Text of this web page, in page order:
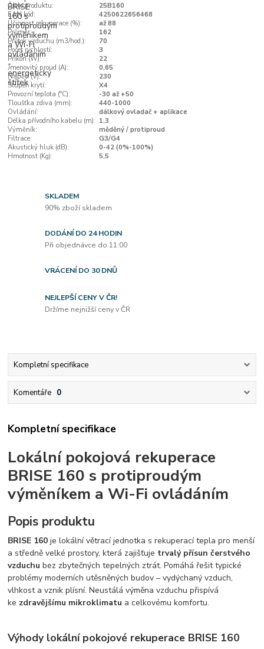
Číslo produktu:
25B160
EAN kód:
4250622656468
Účinnost rekuperace (%):
až 88
Průměr:
162
Průtok vzduchu (m3/hod.):
70
Počet rychlostí:
3
Příkon (W):
22
Jmenovitý proud (A):
0,65
Napětí (V):
230
Stupeň krytí:
X4
Provozní teplota (°C):
-30 až +50
Tloušťka zdiva (mm):
440-1000
Ovládání:
dálkový ovladač + aplikace
Délka přívodního kabelu (m): 1,3
Výměník:
měděný / protiproud
Filtrace:
G3/G4
Akustický hluk (dB):
0-42 (0%-100%)
Hmotnost (Kg):
5,5
SKLADEM
90% zboží skladem
DODÁNÍ DO 24 HODIN
Při objednávce do 11:00
VRÁCENÍ DO 30 DNŮ
NEJLEPŠÍ CENY V ČR!
Držíme nejnižší ceny v ČR
Kompletní specifikace
Komentáře 0
Kompletní specifikace
Lokální pokojová rekuperace
BRISE 160 s protiproudým
výměníkem a Wi-Fi ovládáním
Popis produktu
BRISE 160 je lokální větrací jednotka s rekuperací tepla pro menší
a středně velké prostory, která zajišťuje trvalý přísun čerstvého
vzduchu bez zbytečných tepelných ztrát. Pomáhá řešit typické
problémy moderních utěsněných budov – vydýchaný vzduch,
vlhkost a vznik plísní. Neustálá výměna vzduchu přispívá
ke zdravějšímu mikroklimatu a celkovému komfortu.
Výhody lokální pokojové rekuperace BRISE 160